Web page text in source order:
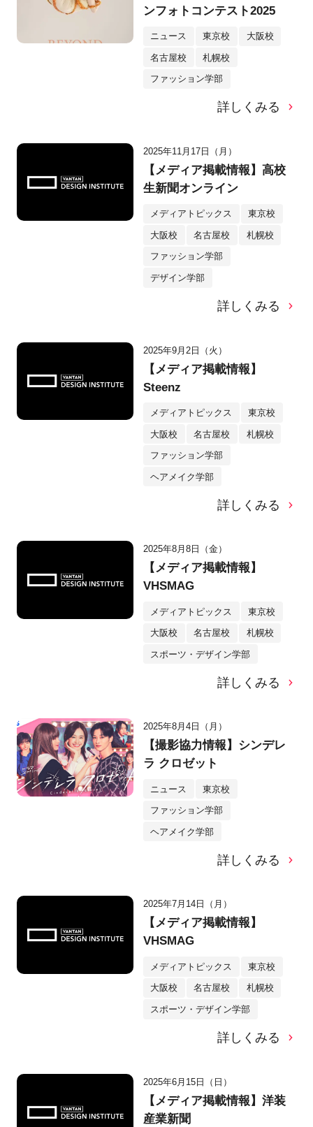
ンフォトコンテスト2025
ニュース 東京校 大阪校
名古屋校 札幌校
ファッション学部
詳しくみる
2025年11月17日（月）
【メディア掲載情報】高校
生新聞オンライン
メディアトピックス 東京校
大阪校 名古屋校 札幌校
ファッション学部
デザイン学部
詳しくみる
2025年9月2日（火）
【メディア掲載情報】
Steenz
メディアトピックス 東京校
大阪校 名古屋校 札幌校
ファッション学部
ヘアメイク学部
詳しくみる
2025年8月8日（金）
【メディア掲載情報】
VHSMAG
メディアトピックス 東京校
大阪校 名古屋校 札幌校
スポーツ・デザイン学部
詳しくみる
2025年8月4日（月）
【撮影協力情報】シンデレ
ラ クロゼット
ニュース 東京校
ファッション学部
ヘアメイク学部
詳しくみる
2025年7月14日（月）
【メディア掲載情報】
VHSMAG
メディアトピックス 東京校
大阪校 名古屋校 札幌校
スポーツ・デザイン学部
詳しくみる
2025年6月15日（日）
【メディア掲載情報】洋装
産業新聞